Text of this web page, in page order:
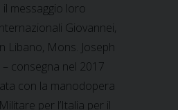
messaggio loro
Giovannei,
Libano, Mons. Joseph
consegna nel 2017
con la manodopera
per l’Italia per il